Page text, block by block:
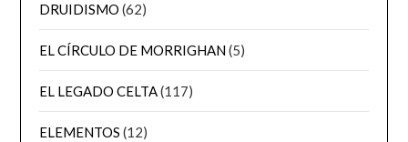
DRUIDISMO (62)
EL CÍRCULO DE MORRIGHAN(5)
EL LEGADO CELTA(117)
ELEMENTOS (12)